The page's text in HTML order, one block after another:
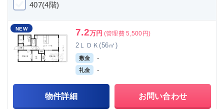
407(4階)
NEW 7.2万円 (管理費 5,500円)
2ＬＤＫ(56㎡)
敷金 -
礼金 -
物件詳細 お問い合わせ